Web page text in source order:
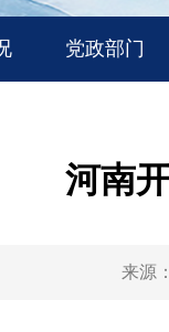
党政部门
河南
来源